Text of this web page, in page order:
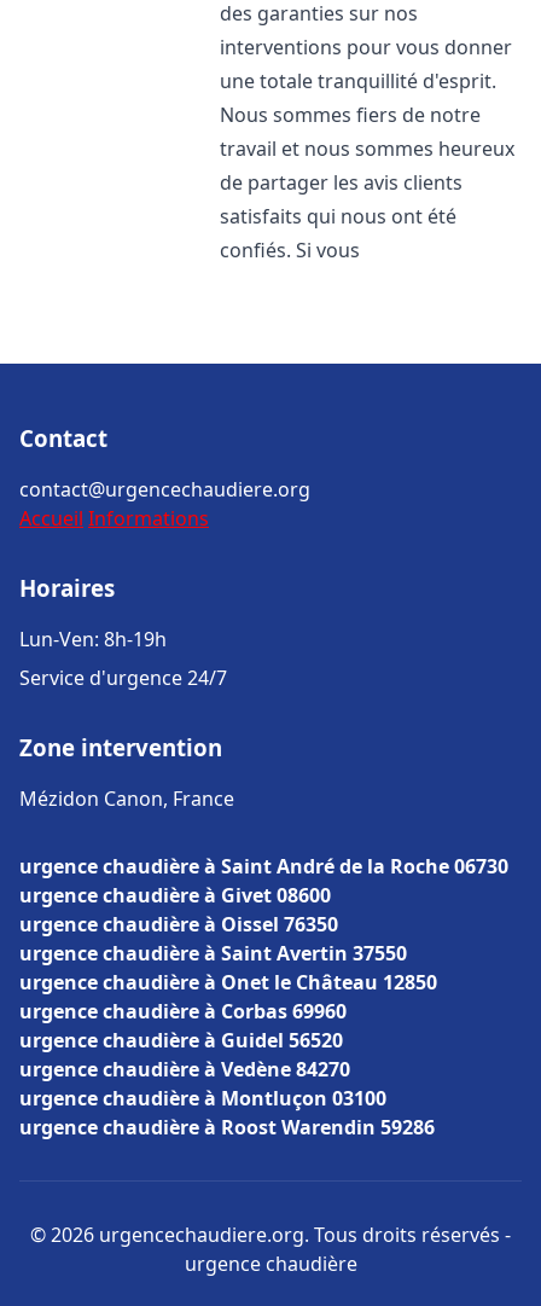
des garanties sur nos
interventions pour vous donner
une totale tranquillité d'esprit.
Nous sommes fiers de notre
travail et nous sommes heureux
de partager les avis clients
satisfaits qui nous ont été
confiés. Si vous
Contact
contact@urgencechaudiere.org
Accueil Informations
Horaires
Lun-Ven: 8h-19h
Service d'urgence 24/7
Zone intervention
Mézidon Canon, France
urgence chaudière à Saint André de la Roche 06730
urgence chaudière à Givet 08600
urgence chaudière à Oissel 76350
urgence chaudière à Saint Avertin 37550
urgence chaudière à Onet le Château 12850
urgence chaudière à Corbas 69960
urgence chaudière à Guidel 56520
urgence chaudière à Vedène 84270
urgence chaudière à Montluçon 03100
urgence chaudière à Roost Warendin 59286
© 2026 urgencechaudiere.org. Tous droits réservés -
urgence chaudière